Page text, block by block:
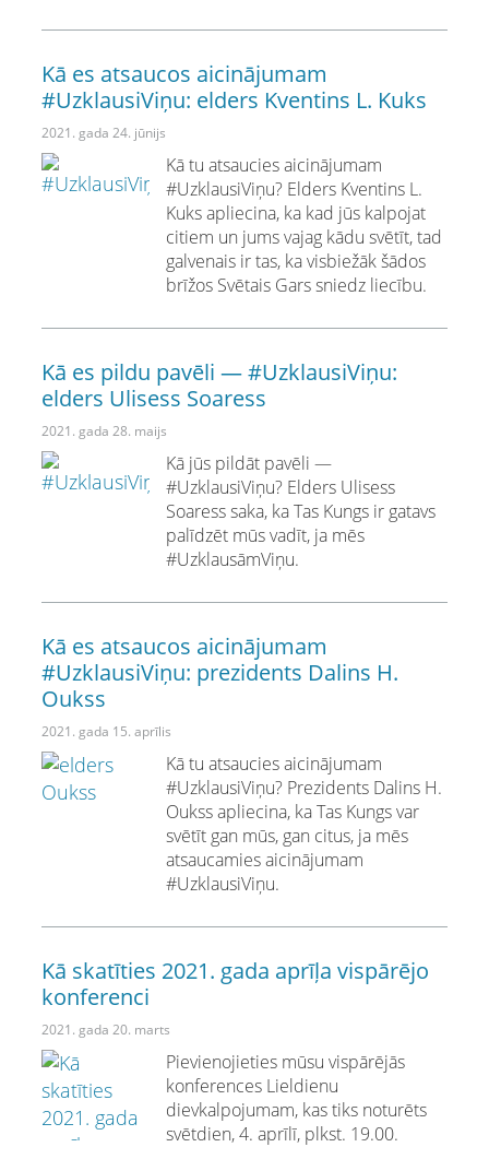
Kā es atsaucos aicinājumam
#UzklausiViņu: elders Kventins L. Kuks
2021. gada 24. jūnijs
Kā tu atsaucies aicinājumam
#UzklausiViņu? Elders Kventins L.
Kuks apliecina, ka kad jūs kalpojat
citiem un jums vajag kādu svētīt, tad
galvenais ir tas, ka visbiežāk šādos
brīžos Svētais Gars sniedz liecību.
Kā es pildu pavēli ― #UzklausiViņu:
elders Ulisess Soaress
2021. gada 28. maijs
Kā jūs pildāt pavēli ―
#UzklausiViņu? Elders Ulisess
Soaress saka, ka Tas Kungs ir gatavs
palīdzēt mūs vadīt, ja mēs
#UzklausāmViņu.
Kā es atsaucos aicinājumam
#UzklausiViņu: prezidents Dalins H.
Oukss
2021. gada 15. aprīlis
Kā tu atsaucies aicinājumam
#UzklausiViņu? Prezidents Dalins H.
Oukss apliecina, ka Tas Kungs var
svētīt gan mūs, gan citus, ja mēs
atsaucamies aicinājumam
#UzklausiViņu.
Kā skatīties 2021. gada aprīļa vispārējo
konferenci
2021. gada 20. marts
Pievienojieties mūsu vispārējās
konferences Lieldienu
dievkalpojumam, kas tiks noturēts
svētdien, 4. aprīlī, plkst. 19.00.